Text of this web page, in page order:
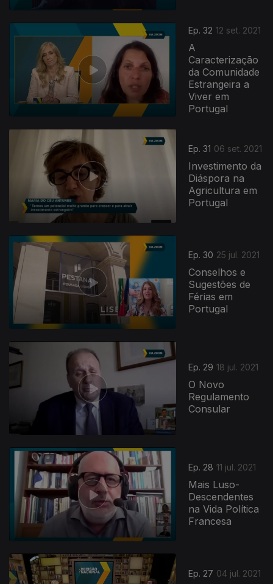
Ep. 32 12 set. 2021
A
Caracterização
da Comunidade
Estrangeira a
Viver em
Portugal
Ep. 31 06 set. 2021
Investimento da
Diáspora na
Agricultura em
Portugal
Ep. 30 25 jul. 2021
Conselhos e
Sugestões de
Férias em
Portugal
Ep. 29 18 jul. 2021
O Novo
Regulamento
Consular
Ep. 28 11 jul. 2021
Mais Luso-
Descendentes
na Vida Política
Francesa
Ep. 27 04 jul. 2021